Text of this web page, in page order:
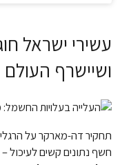
עשירי ישראל
ושיישרף העולם
תחקיר דה-מארקר על
חשף נתונים קשים לעיכול –